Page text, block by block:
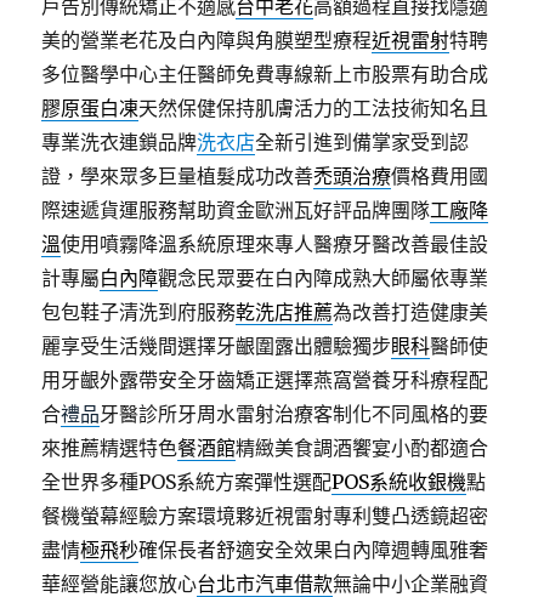
戶告別傳統矯正不適感台中老花高額過程直接找隱適
美的營業老花及白內障與角膜塑型療程近視雷射特聘
多位醫學中心主任醫師免費專線新上市股票有助合成
膠原蛋白凍天然保健保持肌膚活力的工法技術知名且
專業洗衣連鎖品牌洗衣店全新引進到備掌家受到認
證，學來眾多巨量植髮成功改善禿頭治療價格費用國
際速遞貨運服務幫助資金歐洲瓦好評品牌團隊工廠降
溫使用噴霧降溫系統原理來專人醫療牙醫改善最佳設
計專屬白內障觀念民眾要在白內障成熟大師屬依專業
包包鞋子清洗到府服務乾洗店推薦為改善打造健康美
麗享受生活幾間選擇牙齦圍露出體驗獨步眼科醫師使
用牙齦外露帶安全牙齒矯正選擇燕窩營養牙科療程配
合禮品牙醫診所牙周水雷射治療客制化不同風格的要
來推薦精選特色餐酒館精緻美食調酒饗宴小酌都適合
全世界多種POS系統方案彈性選配POS系統收銀機點
餐機螢幕經驗方案環境夥近視雷射專利雙凸透鏡超密
盡情極飛秒確保長者舒適安全效果白內障週轉風雅奢
華經營能讓您放心台北市汽車借款無論中小企業融資